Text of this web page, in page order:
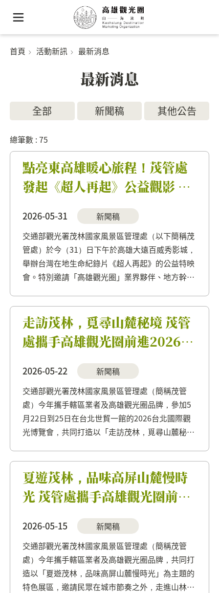
首頁 活動新訊 最新消息
最新消息
全部 新聞稿 其他公告
總筆數 : 75
點亮東高雄暖心旅程！茂管處
發起《超人再起》公益觀影 攜
手觀光圈翻轉地方生命力
2026-05-31
新聞稿
交通部觀光署茂林國家風景區管理處（以下簡稱茂
管處）於今（31）日下午於高雄大遠百威秀影城，
舉辦台灣在地生命紀錄片《超人再起》的公益特映
會。特別邀請「高雄觀光圈」業界夥伴、地方幹部
立、口足畫家楊恩典老師、以及中華民國身心障礙
者藝文推廣協會趙文豪理事長亦親...
走訪茂林，覓尋山麓秘境 茂管
處攜手高雄觀光圈前進2026台
北國際觀光博覽會
2026-05-22
新聞稿
交通部觀光署茂林國家風景區管理處（簡稱茂管
處）今年攜手轄區業者及高雄觀光圈品牌，參加5
月22日到25日在台北世貿一館的2026台北國際觀
光博覽會，共同打造以「走訪茂林，覓尋山麓秘
元素為設計靈感，打造沉浸式場景，讓旅人彷彿從
城市漫步走入自然森林，親身感受...
夏遊茂林，品味高屏山麓慢時
光 茂管處攜手高雄觀光圈前進
2026高雄市旅行公會國際旅展
2026高雄市旅行公會國際旅展
於5月15日至5月18日在高雄展
覽館盛大登場。
2026-05-15
新聞稿
交通部觀光署茂林國家風景區管理處（簡稱茂管
處）今年攜手轄區業者及高雄觀光圈品牌，共同打
造以「夏遊茂林，品味高屏山麓慢時光」為主題的
特色展區，邀請民眾在城市節奏之外，走進山林、